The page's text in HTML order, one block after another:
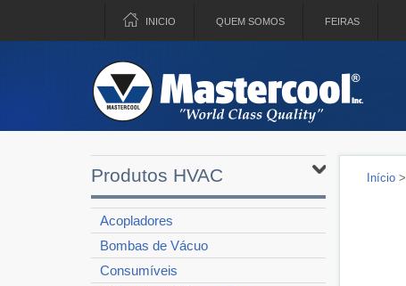
INICIO QUEM SOMOS FEIRAS
Produtos HVAC
Acopladores
Bombas de Vácuo
Consumíveis
Início>